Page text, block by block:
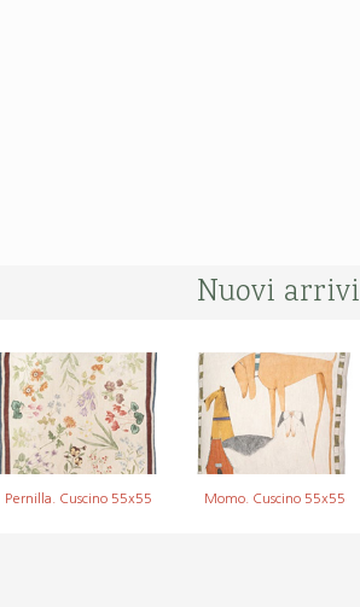
Nuovi arrivi
Pernilla. Cuscino 55x55 Momo. Cuscino 55x55